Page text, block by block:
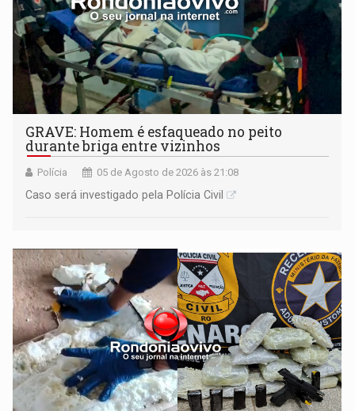
GRAVE: Homem é esfaqueado no peito
durante briga entre vizinhos
Polícia 05 de Agosto de 2026 às 21:08
Caso será investigado pela Polícia Civil